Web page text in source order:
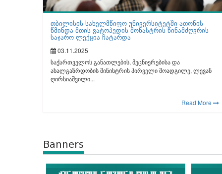
თბილისის სახელმწიფო უნივერსიტეტში ათონის
წმინდა მთის ვატოპედის მონასტრის წინამძღვრის
საჯარო ლექცია ჩატარდა
03.11.2025
საქართველოს განათლების, მეცნიერებისა და
ახალგაზრდობის მინისტრის პირველი მოადგილე, ლევან
ღირსიაშვილი...
Read More
Banners